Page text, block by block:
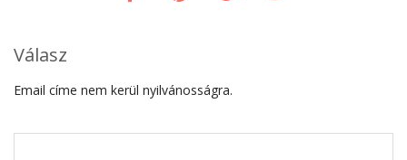
Válasz
Email címe nem kerül nyilvánosságra.